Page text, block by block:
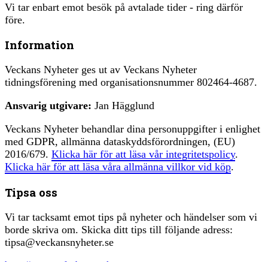
Vi tar enbart emot besök på avtalade tider - ring därför
före.
Information
Veckans Nyheter ges ut av Veckans Nyheter
tidningsförening med organisationsnummer 802464-4687.
Ansvarig utgivare: Jan Hägglund
Veckans Nyheter behandlar dina personuppgifter i enlighet
med GDPR, allmänna dataskyddsförordningen, (EU)
2016/679. Klicka här för att läsa vår integritetspolicy.
Klicka här för att läsa våra allmänna villkor vid köp.
Tipsa oss
Vi tar tacksamt emot tips på nyheter och händelser som vi
borde skriva om. Skicka ditt tips till följande adress:
tipsa@veckansnyheter.se